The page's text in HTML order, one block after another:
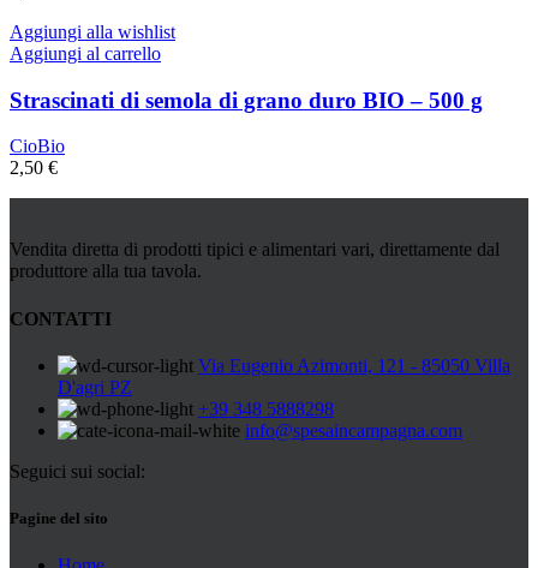
Aggiungi alla wishlist
Aggiungi al carrello
Strascinati di semola di grano duro BIO – 500 g
CioBio
2,50 €
Vendita diretta di prodotti tipici e alimentari vari, direttamente dal
produttore alla tua tavola.
CONTATTI
Via Eugenio Azimonti, 121 - 85050 Villa
D'agri PZ
+39 348 5888298
info@spesaincampagna.com
Seguici sui social:
Pagine del sito